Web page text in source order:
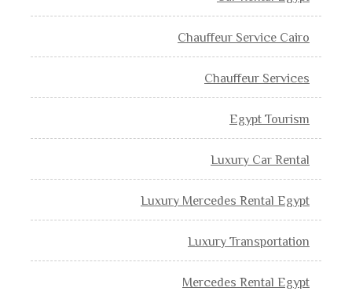
Chauffeur Service Cairo
Chauffeur Services
Egypt Tourism
Luxury Car Rental
Luxury Mercedes Rental Egypt
Luxury Transportation
Mercedes Rental Egypt